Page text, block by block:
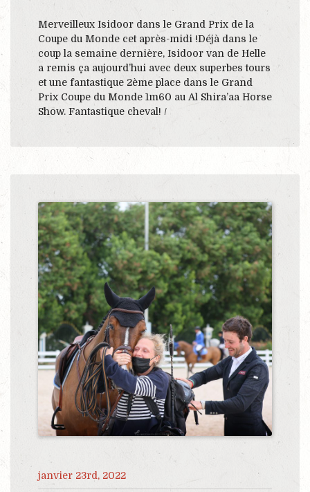
Merveilleux Isidoor dans le Grand Prix de la
Coupe du Monde cet après-midi !Déjà dans le
coup la semaine dernière, Isidoor van de Helle
a remis ça aujourd’hui avec deux superbes tours
et une fantastique 2ème place dans le Grand
Prix Coupe du Monde 1m60 au Al Shira’aa Horse
Show. Fantastique cheval! /
janvier 23rd, 2022